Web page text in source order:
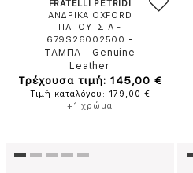
FRATELLI PETRIDI
ΑΝΔΡΙΚΑ OXFORD
ΠΑΠΟΥΤΣΙΑ -
679S26002500 -
ΤΑΜΠΑ - Genuine
Leather
Τρέχουσα τιμή: 145,00 €
Τιμή καταλόγου: 179,00 €
+1 χρώμα